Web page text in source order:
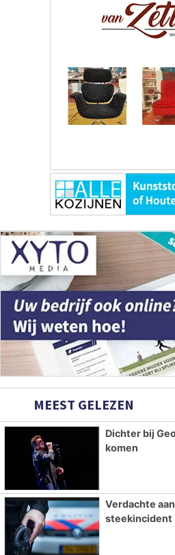
MEEST GELEZEN
Dichter bij
komen
Verdachte
steekincident